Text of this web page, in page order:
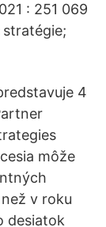
: 251 069
4
môže
v roku
desiatok